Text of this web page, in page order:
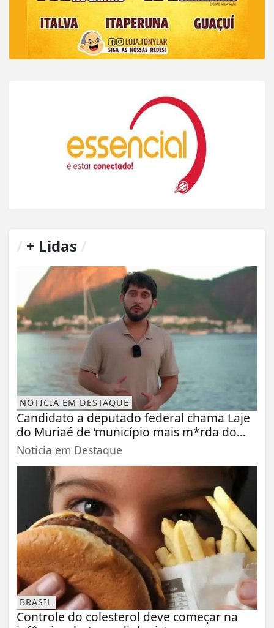
+ Lidas
NOTICIA EM DESTAQUE
Candidato a deputado federal chama Laje
do Muriaé de ‘município mais m*rda do...
Notícia em Destaque
BRASIL
Controle do colesterol deve começar na